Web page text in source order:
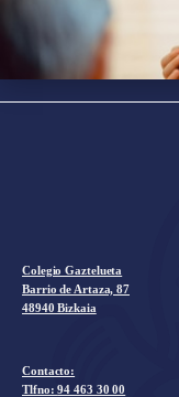
Colegio Gaztelueta
Barrio de Artaza, 87
48940 Bizkaia
Contacto:
Tlfno:94 463 30 00